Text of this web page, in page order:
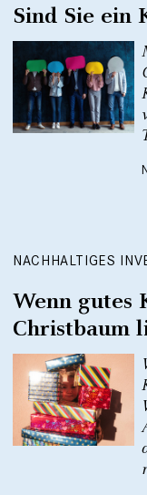
Sind Sie ein
NACHHALTIGES
Wenn gutes
Christbaum